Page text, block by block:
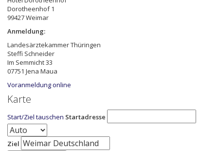
Dorotheenhof 1
99427 Weimar
Anmeldung:
Landesärztekammer Thüringen
Steffi Schneider
Im Semmicht 33
07751 Jena Maua
Voranmeldung online
Karte
Start/Ziel tauschen Startadresse
Ziel